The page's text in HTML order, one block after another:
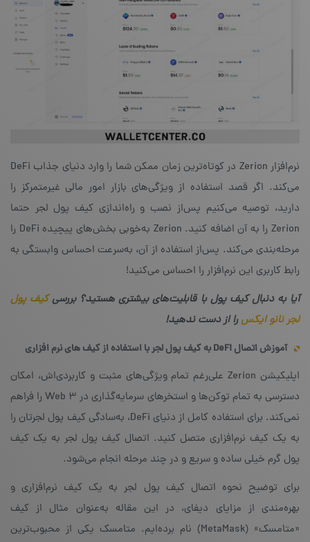
نرم‌افزار Zerion در کوتاه‌ترین زمان ممکن شما را وارد دنیای جذاب DeFi
می‌کند. اگر قصد استفاده از ویژگی‌های بازار امور مالی غیرمتمرکز را
دارید، توصیه می‌کنیم پس‌از نصب و راه‌اندازی کیف پول لجر حتما
Zerion را به آن اضافه کنید. Zerion به‌خوبی بخش‌های پیچیده‌ DeFi را
مرحله‌بندی می‌کند. پس‌از استفاده از آن، به‌سرعت احساس وابستگی به
رابط کاربری این نرم‌افزار را احساس می‌کنید!
آیا به دنبال کیف پول با قابلیت‌های بیشتری هستید؟ بررسیکیف پول
لجر نانو ایکسرا از دست ندهید!
آموزش اتصالDeFiبه کیف پول لجر با استفاده از کیف های نرم افزاری
اپلیکیشن Zerion علی‌رغم تمام ویژگی‌های مثبت و کاربردی‌اش، امکان
دسترسی به تمام توکن‌ها و استخرهای سرمایه‌گذاری در Web 3 را فراهم
نمی‌کند. برای استفاده‌ کامل از دنیای DeFi، به‌سادگی کیف پول لجرتان را
به یک کیف نرم‌افزاری متصل کنید. اتصال کیف پول لجر به یک کیف
پول گرم خیلی ساده و سریع و در چند مرحله‌ انجام می‌شود.
برای توضیح نحوه‌ اتصال کیف پول لجر به یک کیف نرم‌افزاری و
بهره‌مندی از مزایای دیفای، در این مقاله به‌عنوان مثال از کیف
«متامسک» (MetaMask) نام برده‌ایم. متامسک یکی از محبوب‌ترین